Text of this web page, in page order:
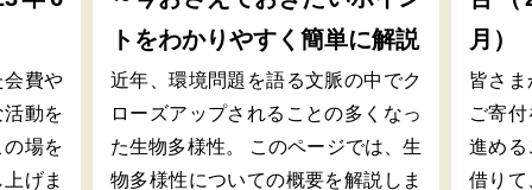
会費や
動を
場を
げま
トをわかりやすく簡単に解説
近年、環境問題を語る文脈の中でク
ローズアップされることの多くなっ
た生物多様性。 このページでは、生
物多様性についての概要を解説しま
月）
皆さ
ご寄
進める
借りて